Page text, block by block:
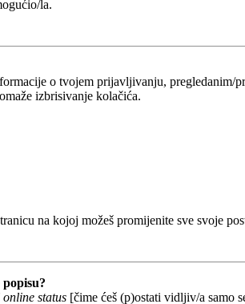
la.
o tvojem prijavljivanju, pregledanim/
izbrisivanje kolačića.
na kojoj možeš promijenite sve svoje
status [čime ćeš (p)ostati vidljiv/a samo